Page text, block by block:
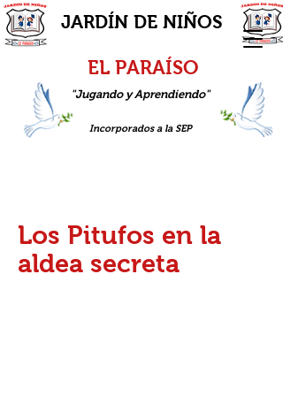
JARDÍN DE NIÑOS
EL PARAÍSO
"Jugando y Aprendiendo"
Incorporados a la SEP
Los Pitufos en la
aldea secreta